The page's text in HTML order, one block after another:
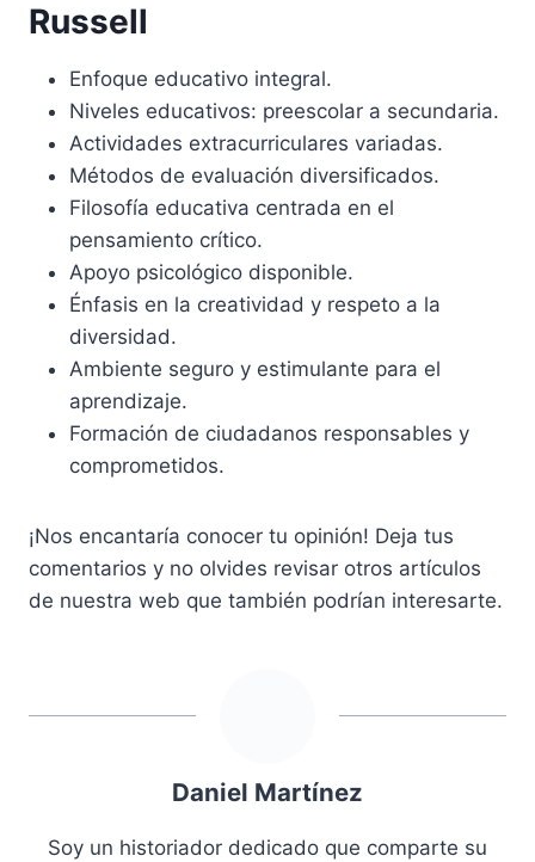
Russell
Enfoque educativo integral.
Niveles educativos: preescolar a secundaria.
Actividades extracurriculares variadas.
Métodos de evaluación diversificados.
Filosofía educativa centrada en el
pensamiento crítico.
Apoyo psicológico disponible.
Énfasis en la creatividad y respeto a la
diversidad.
Ambiente seguro y estimulante para el
aprendizaje.
Formación de ciudadanos responsables y
comprometidos.
¡Nos encantaría conocer tu opinión! Deja tus
comentarios y no olvides revisar otros artículos
de nuestra web que también podrían interesarte.
Daniel Martínez
Soy un historiador dedicado que comparte su